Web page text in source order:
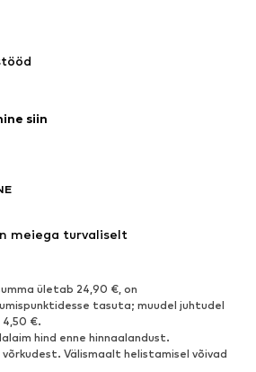
Pahkluusaapad
siin
meiega turvaliselt
ületab 24,90 €, on
tasuta; muudel juhtudel
€.
hind enne hinnaalandust.
Välismaalt helistamisel võivad